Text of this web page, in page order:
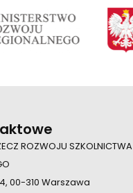
ROZWOJU SZKOLNICTWA
00-310 Warszawa